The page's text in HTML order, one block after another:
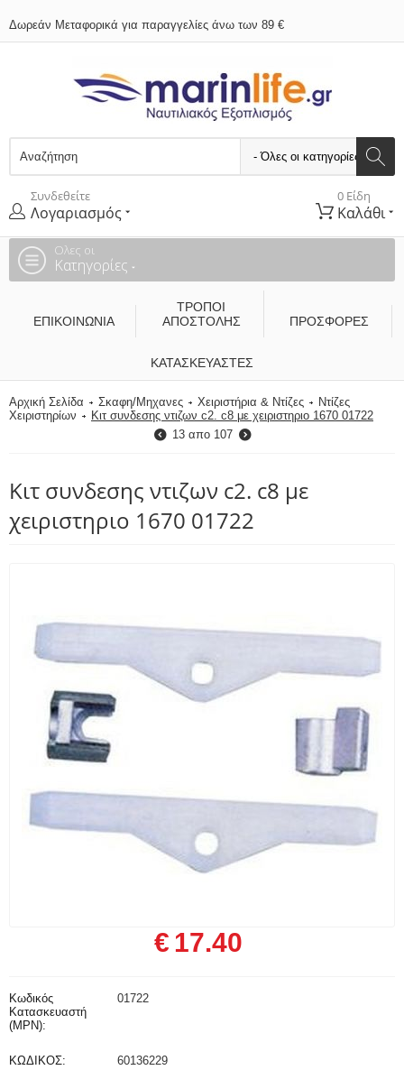
Δωρεάν Μεταφορικά για παραγγελίες άνω των 89 €
Συνδεθείτε
Λογαριασμός
0 Είδη
Καλάθι
Ολες οι
Κατηγορίες
ΕΠΙΚΟΙΝΩΝΊΑ
ΤΡΌΠΟΙ
ΑΠΟΣΤΟΛΉΣ
ΠΡΟΣΦΟΡΕΣ
ΚΑΤΑΣΚΕΥΑΣΤΈΣ
Αρχική Σελίδα Σκαφη/Μηχανες Χειριστήρια & Ντίζες
Ντίζες
Χειριστηρίων
Κιτ συνδεσης ντιζων c2. c8 με χειριστηριο 1670 01722
13 απο 107
Κιτ συνδεσης ντιζων c2. c8 με
χειριστηριο 1670 01722
€ 17.40
Κωδικός
Κατασκευαστή
(MPN):
01722
ΚΩΔΙΚΟΣ: 60136229